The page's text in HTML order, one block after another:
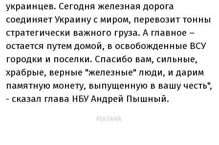
украинцев. Сегодня железная дорога
соединяет Украину с миром, перевозит тонны
стратегически важного груза. А главное –
остается путем домой, в освобожденные ВСУ
городки и поселки. Спасибо вам, сильные,
храбрые, верные "железные" люди, и дарим
памятную монету, выпущенную в вашу честь",
- сказал глава НБУ Андрей Пышный.
РЕКЛАМА: